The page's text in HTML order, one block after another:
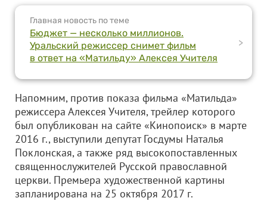
Главная новость по теме
Бюджет — несколько миллионов.
Уральский режиссер снимет фильм
в ответ на «Матильду» Алексея Учителя
>
Напомним, против показа фильма «Матильда»
режиссера Алексея Учителя, трейлер которого
был опубликован на сайте «Кинопоиск» в марте
2016 г., выступили депутат Госдумы Наталья
Поклонская, а также ряд высокопоставленных
священнослужителей Русской православной
церкви. Премьера художественной картины
запланирована на 25 октября 2017 г.